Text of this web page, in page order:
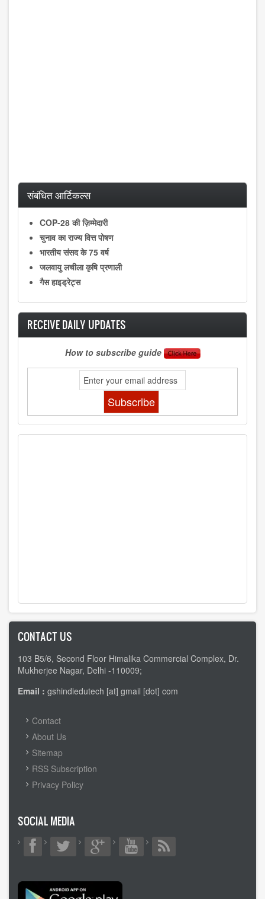
संबंधित आर्टिकल्स
COP-28 की ज़िम्मेदारी
चुनाव का राज्य वित्त पोषण
भारतीय संसद के 75 वर्ष
जलवायु लचीला कृषि प्रणाली
गैस हाइड्रेट्स
RECEIVE DAILY UPDATES
How to subscribe guide
CONTACT US
103 B5/6, Second Floor Himalika Commercial Complex, Dr.
Mukherjee Nagar, Delhi -110009;
Email : gshindiedutech [at] gmail [dot] com
FOOTER
MENU
Contact
About Us
Sitemap
RSS Subscription
Privacy Policy
SOCIAL MEDIA